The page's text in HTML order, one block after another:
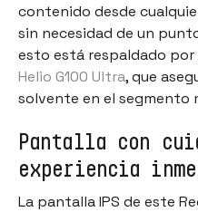
contenido desde
sin necesidad de un
esto está respaldado por
Helio G100 Ultra, que
solvente en el segmento
Pantalla con
experiencia
La pantalla IPS de este